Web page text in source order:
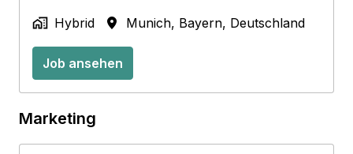
Hybrid Munich, Bayern, Deutschland
Job ansehen
Marketing